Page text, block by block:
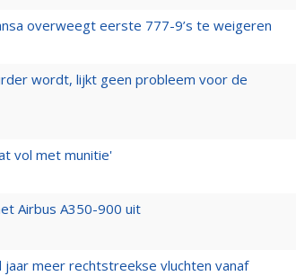
overweegt eerste 777-9’s te weigeren
wordt, lijkt geen probleem voor de
vol met munitie'
Airbus A350-900 uit
meer rechtstreekse vluchten vanaf